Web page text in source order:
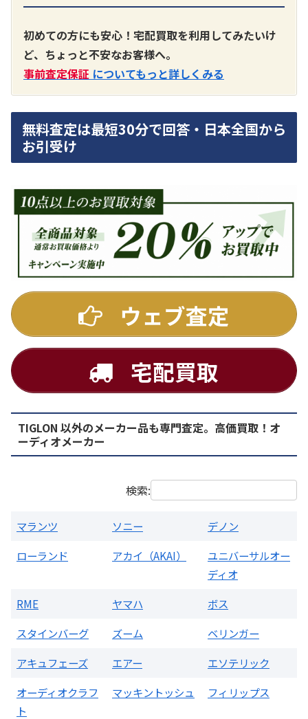
A3300 真空管プリアンプ
買取価格：お問合せください
SONY
DA7000ES アンプ
買取価格：お問合せください
DENON
PMA-1500AE プリメインアンプ
買取価格：お問合せください
初めての方にも安心！宅配買取を利用してみたいけ
ど、ちょっと不安なお客様へ。
事前査定保証 についてもっと詳しくみる
無料査定は最短30分で回答・日本全国から
お引受け
ウェブ査定
宅配買取
TIGLON 以外のメーカー品も専門査定。高価買取！オ
ーディオメーカー
検索:
マランツ ソニー
デノン
ローランド
アカイ（AKAI）
ユニバーサルオー
ディオ
RME
ヤマハ
ボス
スタインバーグ
ズーム
ベリンガー
アキュフェーズ
エアー
エソテリック
オーディオクラフ
ト
マッキントッシュ フィリップス